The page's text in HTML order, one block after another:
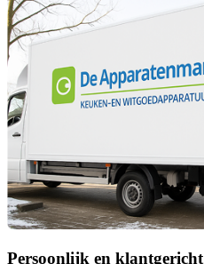
Persoonlijk en klantgericht